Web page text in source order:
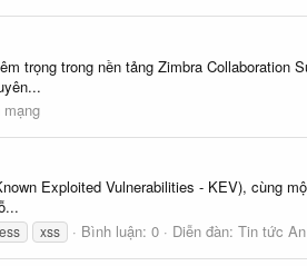
trọng trong nền tảng Zimbra Collaboration
Exploited Vulnerabilities - KEV), cùng
xss Bình luận: 0 Diễn đàn: Tin tức